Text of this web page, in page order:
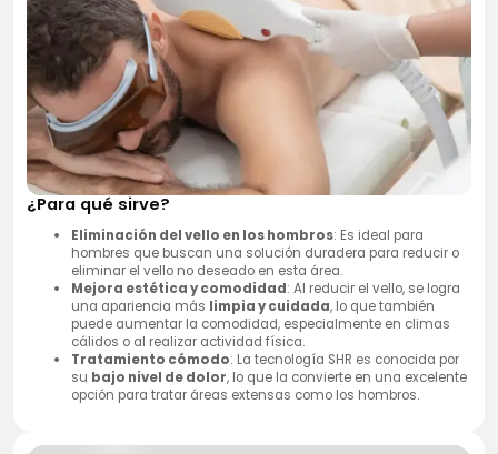
¿Para qué sirve?
Eliminación del vello en los hombros: Es ideal para
hombres que buscan una solución duradera para reducir o
eliminar el vello no deseado en esta área.
Mejora estética y comodidad: Al reducir el vello, se logra
una apariencia más limpia y cuidada, lo que también
puede aumentar la comodidad, especialmente en climas
cálidos o al realizar actividad física.
Tratamiento cómodo: La tecnología SHR es conocida por
su bajo nivel de dolor, lo que la convierte en una excelente
opción para tratar áreas extensas como los hombros.